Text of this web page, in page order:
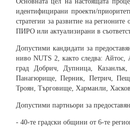
идентифицирани проекти/
стратегии за развитие на
ПИРО или актуализирани в
Допустими кандидати за
ниво NUTS 2, както следва: Айтос,
град Добрич, Дупница,
Панагюрище, Перник, Петрич,
Троян, Търговище, Харманли,
Допустими партньори за
- 40-те градски общини от 6-те